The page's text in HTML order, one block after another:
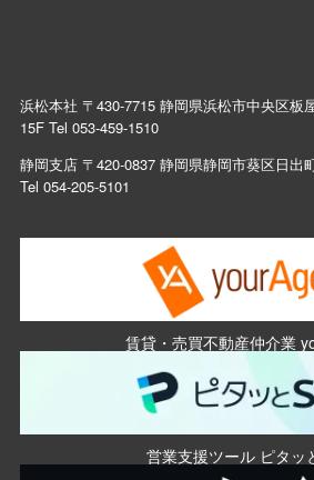
浜松本社 〒430-7715 静岡県浜松市中央区板
15F Tel 053-459-1510
静岡支店 〒420-0837 静岡県静岡市葵区日出
Tel 054-205-5101
賃貸・売買不動産仲介業
営業支援ツール ピタッ